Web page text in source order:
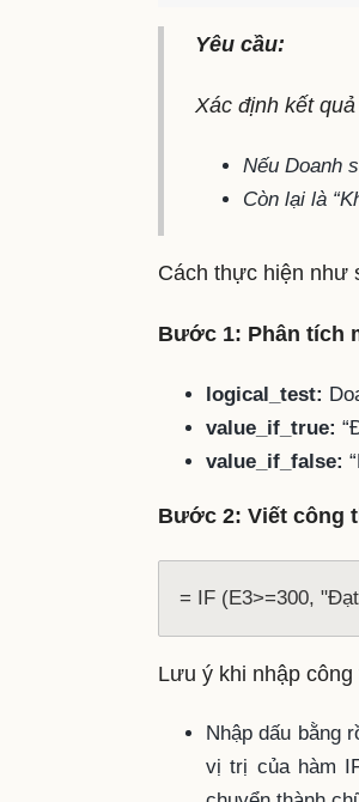
Yêu cầu:
Xác định kết
Nếu Doanh
Còn lại là
Cách thực hiện như
Bước 1: Phân tích
logical_test:
value_if_true:
value_if_false:
Bước 2: Viết công
= IF (E3>=300,
Lưu ý khi nhập
Nhập dấu bằng
vị trị của hàm